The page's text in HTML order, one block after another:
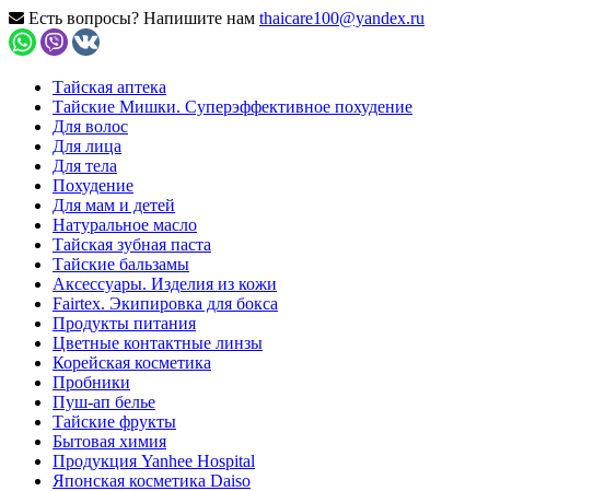
Есть вопросы? Напишите нам thaicare100@yandex.ru
Тайская аптека
Тайские Мишки. Суперэффективное похудение
Для волос
Для лица
Для тела
Похудение
Для мам и детей
Натуральное масло
Тайская зубная паста
Тайские бальзамы
Аксессуары. Изделия из кожи
Fairtex. Экипировка для бокса
Продукты питания
Цветные контактные линзы
Корейская косметика
Пробники
Пуш-ап белье
Тайские фрукты
Бытовая химия
Продукция Yanhee Hospital
Японская косметика Daiso